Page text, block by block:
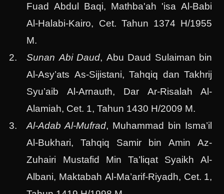
Fuad Abdul Baqi, Mathba'ah 'isa Al-Babi
Al-Halabi-Kairo, Cet. Tahun 1374 H/1955
M.
Sunan Abi Daud, Abu Daud Sulaiman bin
Al-Asy’ats As-Sijistani, Tahqiq dan Takhrij
Syu’aib Al-Arnauth, Dar Ar-Risalah Al-
Alamiah, Cet. 1, Tahun 1430 H/2009 M.
Al-Adab Al-Mufrad, Muhammad bin Isma’il
Al-Bukhari, Tahqiq Samir bin Amin Az-
Zuhairi Mustafid Min Ta’liqat Syaikh Al-
Albani, Maktabah Al-Ma’arif-Riyadh, Cet. 1,